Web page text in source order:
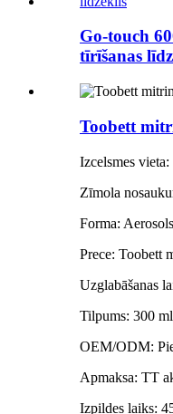
Go-touch
tīrīšanas
Toobett
Izcelsmes
Zīmola
Forma: Aerosols
Prece: Toobett
Uzglabāšanas
Tilpums: 300 ml
OEM/ODM:
Apmaksa: TT
Izpildes laiks: